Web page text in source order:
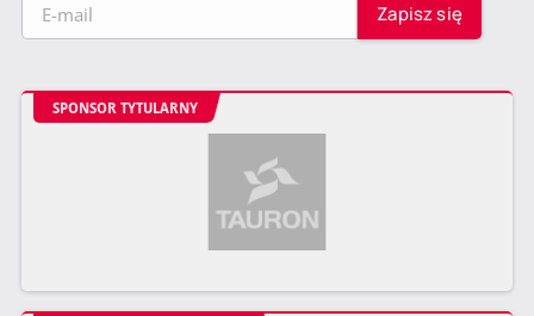
SPONSOR TYTULARNY